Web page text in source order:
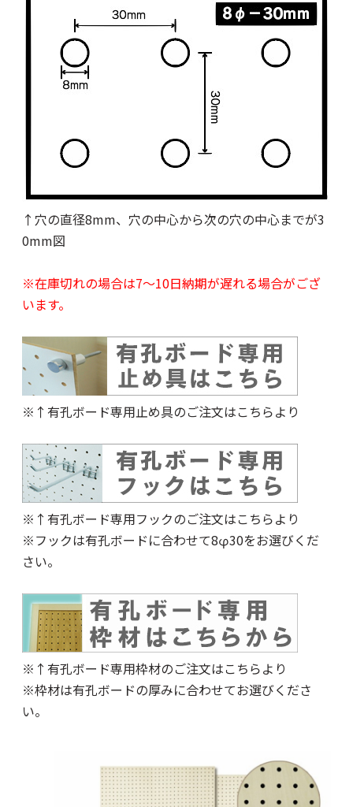
↑穴の直径8mm、穴の中心から次の穴の中心までが3
0mm図
※在庫切れの場合は7～10日納期が遅れる場合がござ
います。
※↑有孔ボード専用止め具のご注文はこちらより
※↑有孔ボード専用フックのご注文はこちらより
※フックは有孔ボードに合わせて8φ30をお選びくだ
さい。
※↑有孔ボード専用枠材のご注文はこちらより
※枠材は有孔ボードの厚みに合わせてお選びくださ
い。